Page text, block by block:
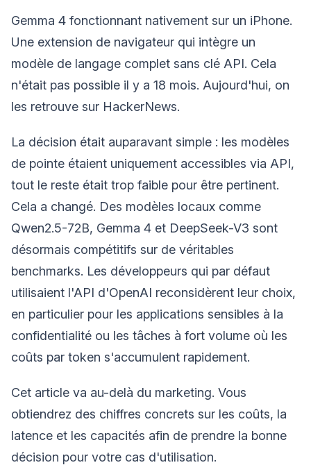
Gemma 4 fonctionnant nativement sur un iPhone.
Une extension de navigateur qui intègre un
modèle de langage complet sans clé API. Cela
n'était pas possible il y a 18 mois. Aujourd'hui, on
les retrouve sur HackerNews.
La décision était auparavant simple : les modèles
de pointe étaient uniquement accessibles via API,
tout le reste était trop faible pour être pertinent.
Cela a changé. Des modèles locaux comme
Qwen2.5-72B, Gemma 4 et DeepSeek-V3 sont
désormais compétitifs sur de véritables
benchmarks. Les développeurs qui par défaut
utilisaient l'API d'OpenAI reconsidèrent leur choix,
en particulier pour les applications sensibles à la
confidentialité ou les tâches à fort volume où les
coûts par token s'accumulent rapidement.
Cet article va au-delà du marketing. Vous
obtiendrez des chiffres concrets sur les coûts, la
latence et les capacités afin de prendre la bonne
décision pour votre cas d'utilisation.